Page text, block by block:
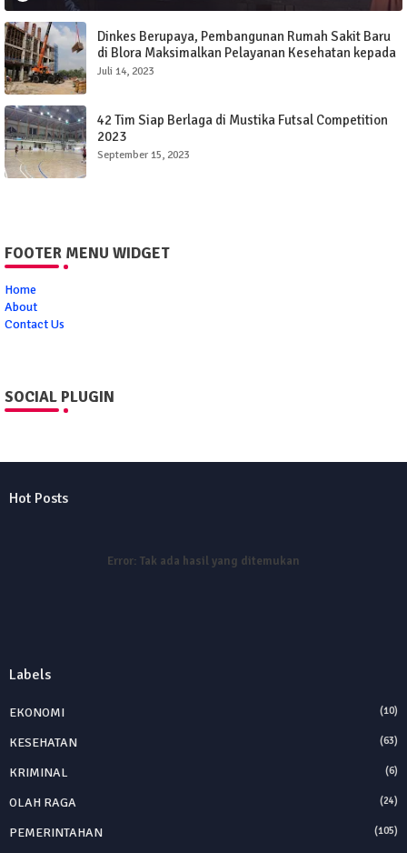
Dinkes Berupaya, Pembangunan Rumah Sakit Baru
di Blora Maksimalkan Pelayanan Kesehatan kepada
Masyarakat
Juli 14, 2023
42 Tim Siap Berlaga di Mustika Futsal Competition
2023
September 15, 2023
FOOTER MENU WIDGET
Home
About
Contact Us
SOCIAL PLUGIN
Hot Posts
Error: Tak ada hasil yang ditemukan
Labels
EKONOMI (10)
KESEHATAN (63)
KRIMINAL (6)
OLAH RAGA (24)
PEMERINTAHAN (105)